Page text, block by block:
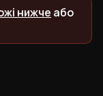
нижче або